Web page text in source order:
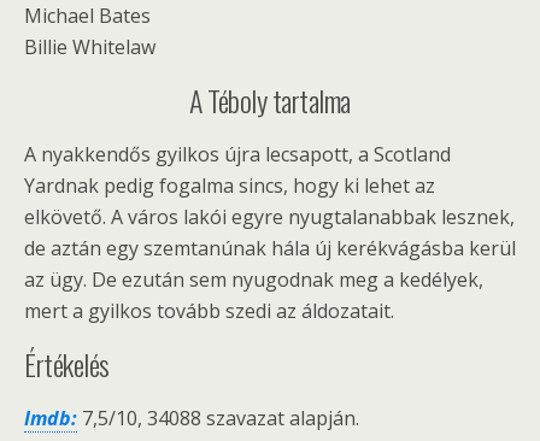
Michael Bates
Billie Whitelaw
A Téboly tartalma
A nyakkendős gyilkos újra lecsapott, a Scotland
Yardnak pedig fogalma sincs, hogy ki lehet az
elkövető. A város lakói egyre nyugtalanabbak lesznek,
de aztán egy szemtanúnak hála új kerékvágásba kerül
az ügy. De ezután sem nyugodnak meg a kedélyek,
mert a gyilkos tovább szedi az áldozatait.
Értékelés
Imdb: 7,5/10, 34088 szavazat alapján.